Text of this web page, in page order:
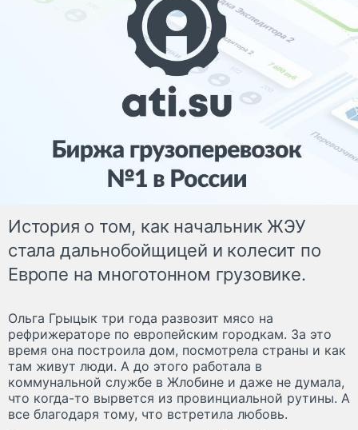
История о том, как начальник ЖЭУ
стала дальнобойщицей и колесит по
Европе на многотонном грузовике.
Ольга Грыцык три года развозит мясо на
рефрижераторе по европейским городкам. За это
время она построила дом, посмотрела страны и как
там живут люди. А до этого работала в
коммунальной службе в Жлобине и даже не думала,
что когда-то вырвется из провинциальной рутины. А
все благодаря тому, что встретила любовь.